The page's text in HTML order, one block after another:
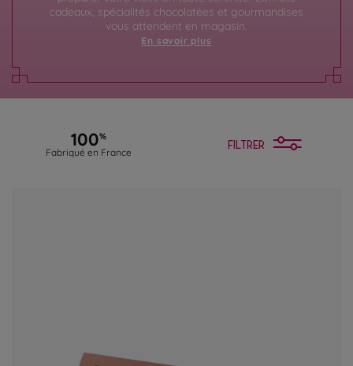
cadeaux, spécialités chocolatées et gourmandises
vous attendent en magasin.
En savoir plus
100%
Fabriqué en France
FILTRER